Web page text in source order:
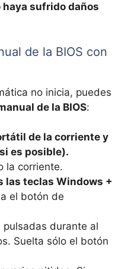
haya sufrido daños
de la BIOS con
no inicia, puedes
de la BIOS:
de la corriente y
es posible).
la corriente.
las teclas Windows +
el botón de
durante al
Suelta sólo el botón